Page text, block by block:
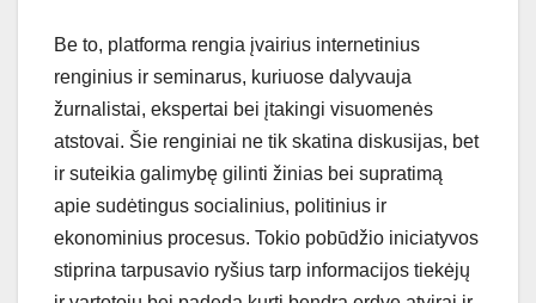
Be to, platforma rengia įvairius internetinius
renginius ir seminarus, kuriuose dalyvauja
žurnalistai, ekspertai bei įtakingi visuomenės
atstovai. Šie renginiai ne tik skatina diskusijas, bet
ir suteikia galimybę gilinti žinias bei supratimą
apie sudėtingus socialinius, politinius ir
ekonominius procesus. Tokio pobūdžio iniciatyvos
stiprina tarpusavio ryšius tarp informacijos tiekėjų